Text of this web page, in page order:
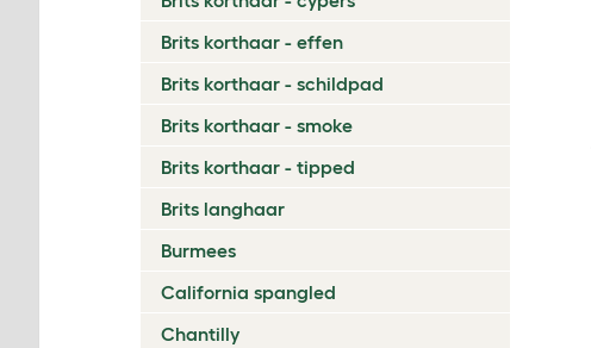
Brits korthaar - effen
Brits korthaar - schildpad
Brits korthaar - smoke
Brits korthaar - tipped
Brits langhaar
Burmees
California spangled
Chantilly